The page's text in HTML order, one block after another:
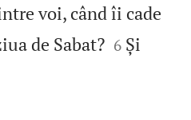
voi, când îi cade
de Sabat?
6 Și